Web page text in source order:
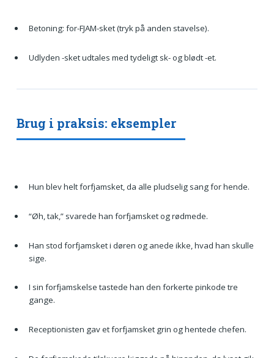
Betoning: for-FJAM-sket (tryk på anden stavelse).
Udlyden -sket udtales med tydeligt sk- og blødt -et.
Brug i praksis: eksempler
Hun blev helt forfjamsket, da alle pludselig sang for hende.
“Øh, tak,” svarede han forfjamsket og rødmede.
Han stod forfjamsket i døren og anede ikke, hvad han skulle
sige.
I sin forfjamskelse tastede han den forkerte pinkode tre
gange.
Receptionisten gav et forfjamsket grin og hentede chefen.